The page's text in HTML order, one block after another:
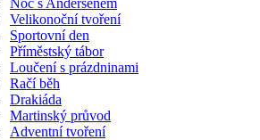
Noc s Andersenem
Velikonoční tvoření
Sportovní den
Příměstský tábor
Loučení s prázdninami
Račí běh
Drakiáda
Martinský průvod
Adventní tvoření